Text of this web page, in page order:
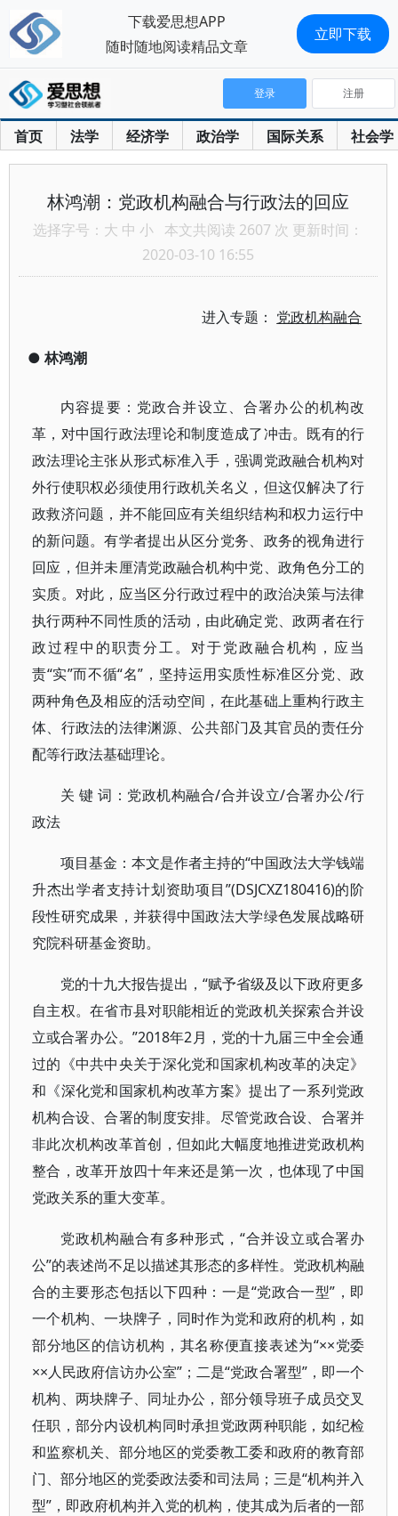
首页 法学 经济学 政治学 国际关系 社会学
登录 注册
林鸿潮：党政机构融合与行政法的回应
选择字号： 大 中 小 本文共阅读 2607 次 更新时间：
2020-03-10 16:55
进入专题： 党政机构融合
●林鸿潮
内容提要：党政合并设立、合署办公的机构改
革，对中国行政法理论和制度造成了冲击。既有的行
政法理论主张从形式标准入手，强调党政融合机构对
外行使职权必须使用行政机关名义，但这仅解决了行
政救济问题，并不能回应有关组织结构和权力运行中
的新问题。有学者提出从区分党务、政务的视角进行
回应，但并未厘清党政融合机构中党、政角色分工的
实质。对此，应当区分行政过程中的政治决策与法律
执行两种不同性质的活动，由此确定党、政两者在行
政过程中的职责分工。对于党政融合机构，应当
责“实”而不循“名”，坚持运用实质性标准区分党、政
两种角色及相应的活动空间，在此基础上重构行政主
体、行政法的法律渊源、公共部门及其官员的责任分
配等行政法基础理论。
关 键 词：党政机构融合/合并设立/合署办公/行
政法
项目基金：本文是作者主持的“中国政法大学钱端
升杰出学者支持计划资助项目”(DSJCXZ180416)的阶
段性研究成果，并获得中国政法大学绿色发展战略研
究院科研基金资助。
党的十九大报告提出，“赋予省级及以下政府更多
自主权。在省市县对职能相近的党政机关探索合并设
立或合署办公。”2018年2月，党的十九届三中全会通
过的《中共中央关于深化党和国家机构改革的决定》
和《深化党和国家机构改革方案》提出了一系列党政
机构合设、合署的制度安排。尽管党政合设、合署并
非此次机构改革首创，但如此大幅度地推进党政机构
整合，改革开放四十年来还是第一次，也体现了中国
党政关系的重大变革。
党政机构融合有多种形式，“合并设立或合署办
公”的表述尚不足以描述其形态的多样性。党政机构融
合的主要形态包括以下四种：一是“党政合一型”，即
一个机构、一块牌子，同时作为党和政府的机构，如
部分地区的信访机构，其名称便直接表述为“××党委
××人民政府信访办公室”；二是“党政合署型”，即一个
机构、两块牌子、同址办公，部分领导班子成员交叉
任职，部分内设机构同时承担党政两种职能，如纪检
和监察机关、部分地区的党委教工委和政府的教育部
门、部分地区的党委政法委和司法局；三是“机构并入
型”，即政府机构并入党的机构，使其成为后者的一部
下载爱思想APP
随时随地阅读精品文章
立即下载